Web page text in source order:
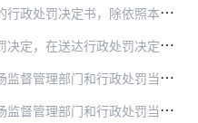
进行处理的以外，内容应当与送达行政处罚当事人的行政处罚决定书一致。
管理部门应当书面告知行政处罚当事人行政处罚信息将向社会进行公示。
治区、直辖市的，作出行政处罚决定的市场监督管理部门应当自作出行政处罚决定之日起二十…
自治区、直辖市的，作出行政处罚决定的市场监督管理部门应当自作出行政处罚决定之日起十…